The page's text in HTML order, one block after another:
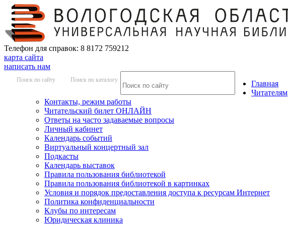
Телефон для справок: 8 8172 759212
карта сайта
написать нам
Поиск по сайту Поиск по каталогу
Главная
Читателям
Контакты, режим работы
Читательский билет ОНЛАЙН
Ответы на часто задаваемые вопросы
Личный кабинет
Календарь событий
Виртуальный концертный зал
Подкасты
Календарь выставок
Правила пользования библиотекой
Правила пользования библиотекой в картинках
Условия и порядок предоставления доступа к ресурсам Интернет
Политика конфиденциальности
Клубы по интересам
Юридическая клиника